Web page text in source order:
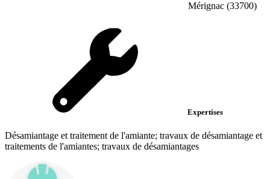
Mérignac (33700)
Expertises
Désamiantage et traitement de l'amiante; travaux de désamiantage et
traitements de l'amiantes; travaux de désamiantages